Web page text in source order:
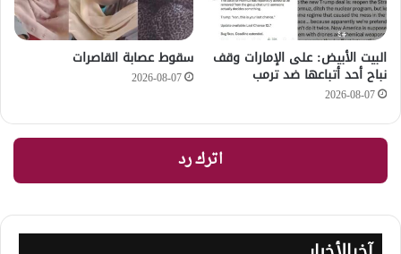
‏البيت الأبيض: على ⁧‫الإمارات‬⁩ وقف
نباح أحد أتباعها ضد ترمب
2026-08-07
سقوط عصابة القاصرات
2026-08-07
اترك رد